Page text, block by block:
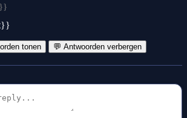
tonen 💬 Antwoorden verbergen